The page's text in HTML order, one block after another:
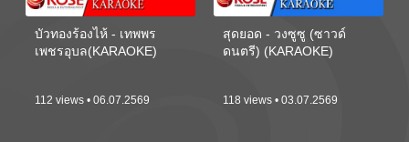
บัวทองร้องไห้ - เทพพร
เพชรอุบล(KARAOKE)
112 views • 06.07.2569
สุดยอด - วงซูซู (ซาวด์
ดนตรี) (KARAOKE)
118 views • 03.07.2569